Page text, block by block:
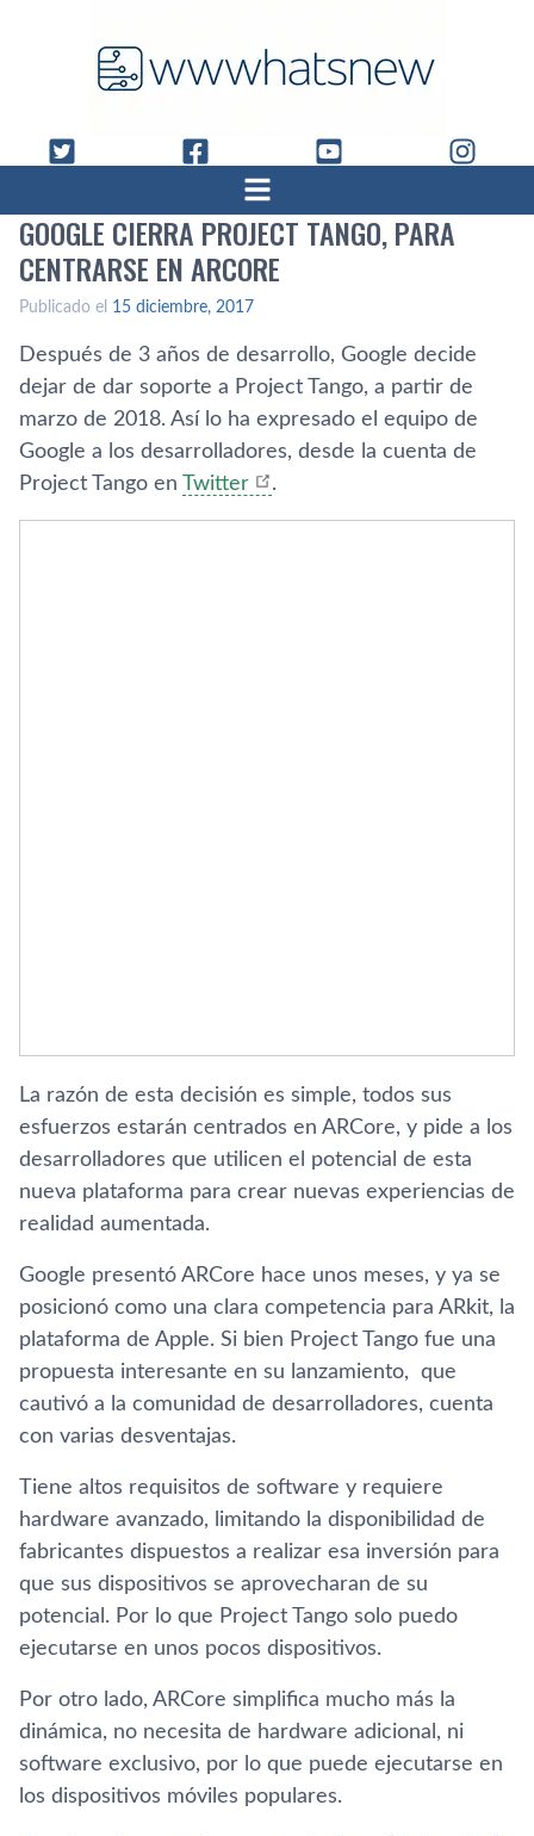
GOOGLE CIERRA PROJECT TANGO, PARA
CENTRARSE EN ARCORE
Publicado el 15 diciembre, 2017
Después de 3 años de desarrollo, Google decide
dejar de dar soporte a Project Tango, a partir de
marzo de 2018. Así­ lo ha expresado el equipo de
Google a los desarrolladores, desde la cuenta de
Project Tango en Twitter .
La razón de esta decisión es simple, todos sus
esfuerzos estarán centrados en ARCore, y pide a los
desarrolladores que utilicen el potencial de esta
nueva plataforma para crear nuevas experiencias de
realidad aumentada.
Google presentó ARCore hace unos meses, y ya se
posicionó como una clara competencia para ARkit, la
plataforma de Apple. Si bien Project Tango fue una
propuesta interesante en su lanzamiento, que
cautivó a la comunidad de desarrolladores, cuenta
con varias desventajas.
Tiene altos requisitos de software y requiere
hardware avanzado, limitando la disponibilidad de
fabricantes dispuestos a realizar esa inversión para
que sus dispositivos se aprovecharan de su
potencial. Por lo que Project Tango solo puedo
ejecutarse en unos pocos dispositivos.
Por otro lado, ARCore simplifica mucho más la
dinámica, no necesita de hardware adicional, ni
software exclusivo, por lo que puede ejecutarse en
los dispositivos móviles populares.